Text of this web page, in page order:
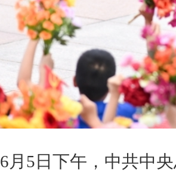
6月5日下午，中共中